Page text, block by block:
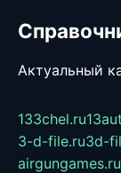
Актуальный
133chel.ru
3-d-file.ru3d-
airgungames.ru